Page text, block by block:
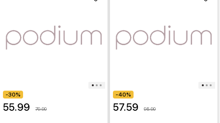
-30%
55.99 79.99
-40%
57.59 95.99